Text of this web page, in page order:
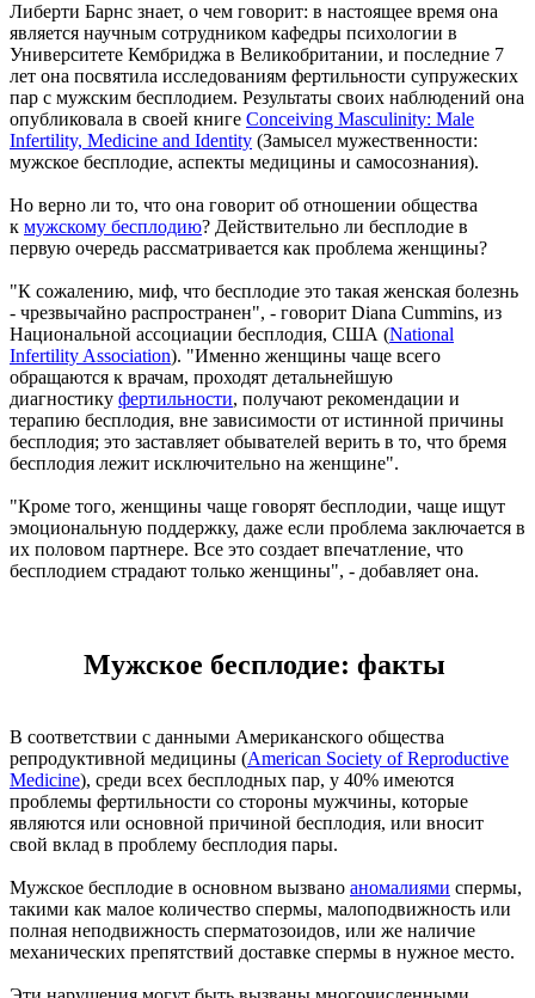
Либерти Барнс знает, о чем говорит: в настоящее время она
является научным сотрудником кафедры психологии в
Университете Кембриджа в Великобритании, и последние 7
лет она посвятила исследованиям фертильности супружеских
пар с мужским бесплодием. Результаты своих наблюдений она
опубликовала в своей книге Conceiving Masculinity: Male
Infertility, Medicine and Identity (Замысел мужественности:
мужское бесплодие, аспекты медицины и самосознания).
Но верно ли то, что она говорит об отношении общества
к мужскому бесплодию? Действительно ли бесплодие в
первую очередь рассматривается как проблема женщины?
"К сожалению, миф, что бесплодие это такая женская болезнь
- чрезвычайно распространен", - говорит Diana Cummins, из
Национальной ассоциации бесплодия, США (National
Infertility Association). "Именно женщины чаще всего
обращаются к врачам, проходят детальнейшую
диагностику фертильности, получают рекомендации и
терапию бесплодия, вне зависимости от истинной причины
бесплодия; это заставляет обывателей верить в то, что бремя
бесплодия лежит исключительно на женщине".
"Кроме того, женщины чаще говорят бесплодии, чаще ищут
эмоциональную поддержку, даже если проблема заключается в
их половом партнере. Все это создает впечатление, что
бесплодием страдают только женщины", - добавляет она.
Мужское бесплодие: факты
В соответствии с данными Американского общества
репродуктивной медицины (American Society of Reproductive
Medicine), среди всех бесплодных пар, у 40% имеются
проблемы фертильности со стороны мужчины, которые
являются или основной причиной бесплодия, или вносит
свой вклад в проблему бесплодия пары.
Мужское бесплодие в основном вызвано аномалиями спермы,
такими как малое количество спермы, малоподвижность или
полная неподвижность сперматозоидов, или же наличие
механических препятствий доставке спермы в нужное место.